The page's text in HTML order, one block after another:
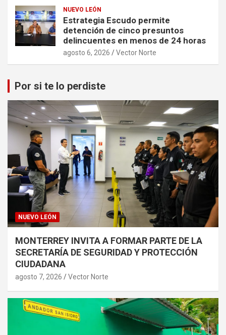
NUEVO LEÓN
Estrategia Escudo permite
detención de cinco presuntos
delincuentes en menos de 24 horas
agosto 6, 2026 Vector Norte
Por si te lo perdiste
NUEVO LEÓN
MONTERREY INVITA A FORMAR PARTE DE LA
SECRETARÍA DE SEGURIDAD Y PROTECCIÓN
CIUDADANA
agosto 7, 2026 Vector Norte